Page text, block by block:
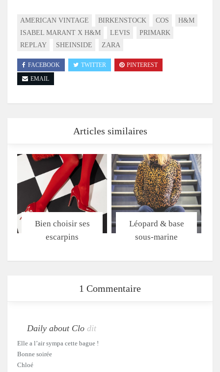
AMERICAN VINTAGE BIRKENSTOCK COS
H&M
ISABEL MARANT X H&M
LEVIS
PRIMARK
REPLAY
SHEINSIDE ZARA
FACEBOOK TWITTER
PINTEREST
EMAIL
Articles similaires
Bien choisir ses
escarpins
Léopard & base
sous-marine
1 Commentaire
Daily about Clo dit
Elle a l’air sympa cette bague !
Bonne soirée
Chloé